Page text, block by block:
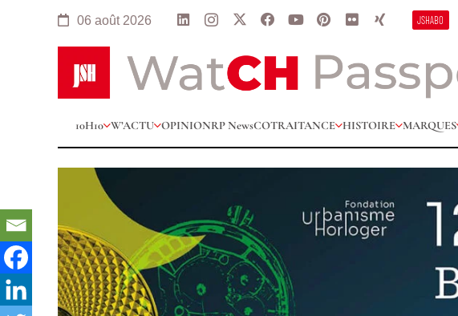
06 août 2026 JSHABO
10H10 W’ACTU OPINIONRP NewsCOTRAITANCE HISTOIRE MARQUES